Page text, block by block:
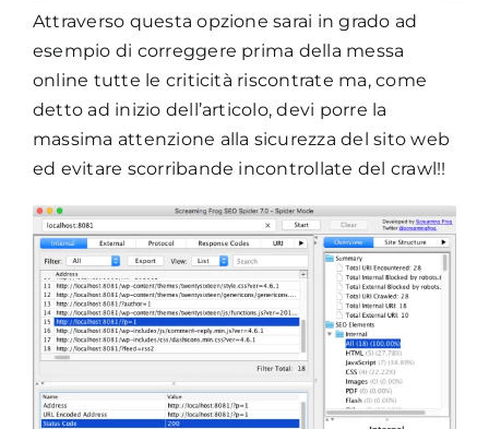
Attraverso questa opzione sarai in grado ad
esempio di correggere prima della messa
online tutte le criticità riscontrate ma, come
detto ad inizio dell’articolo, devi porre la
massima attenzione alla sicurezza del sito web
ed evitare scorribande incontrollate del crawl!!